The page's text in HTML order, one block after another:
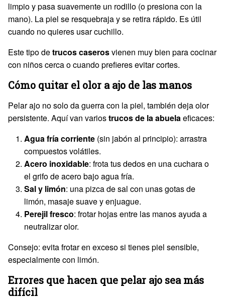
limpio y pasa suavemente un rodillo (o presiona con la
mano). La piel se resquebraja y se retira rápido. Es útil
cuando no quieres usar cuchillo.
Este tipo detrucos caserosvienen muy bien para cocinar
con niños cerca o cuando prefieres evitar cortes.
Cómo quitar el olor a ajo de las manos
Pelar ajo no solo da guerra con la piel, también deja olor
persistente. Aquí van variostrucos de la abuelaeficaces:
Agua fría corriente (sin jabón al principio): arrastra
compuestos volátiles.
Acero inoxidable: frota tus dedos en una cuchara o
el grifo de acero bajo agua fría.
Sal y limón: una pizca de sal con unas gotas de
limón, masaje suave y enjuague.
Perejil fresco: frotar hojas entre las manos ayuda a
neutralizar olor.
Consejo: evita frotar en exceso si tienes piel sensible,
especialmente con limón.
Errores que hacen que pelar ajo sea más
difícil